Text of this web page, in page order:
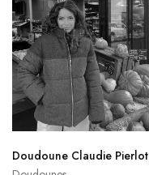
Doudoune Claudie Pierlot